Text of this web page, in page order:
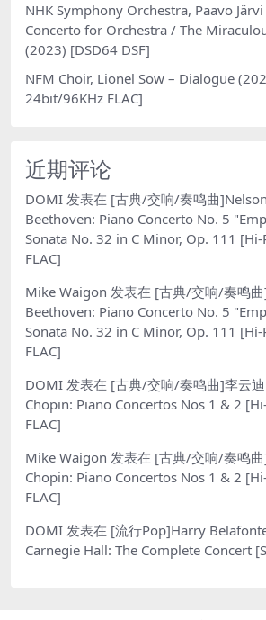
NHK Symphony Orchestra, Paavo
Concerto for Orchestra / The
(2023) [DSD64 DSF]
NFM Choir, Lionel Sow – Dialogue
24bit/96KHz FLAC]
近期评论
DOMI 发表在 [古典/交响/奏鸣曲
Beethoven: Piano Concerto No. 5
Sonata No. 32 in C Minor, Op. 111
FLAC]
Mike Waigon 发表在 [古典/交响/奏鸣
Beethoven: Piano Concerto No. 5
Sonata No. 32 in C Minor, Op. 111
FLAC]
DOMI 发表在 [古典/交响/奏鸣曲]李云
Chopin: Piano Concertos Nos 1 & 2
FLAC]
Mike Waigon 发表在 [古典/交响/奏鸣
Chopin: Piano Concertos Nos 1 & 2
FLAC]
DOMI 发表在 [流行Pop]Harry
Carnegie Hall: The Complete Concert